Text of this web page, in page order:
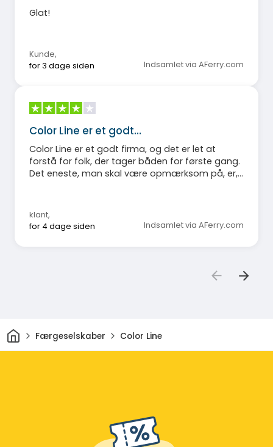
Glat!
Kunde,
for 3 dage siden
Indsamlet via AFerry.com
Color Line er et godt…
Color Line er et godt firma, og det er let at
forstå for folk, der tager båden for første gang.
Det eneste, man skal være opmærksom på, er,
folk i en cirkel omkring selve kødbuffeten.
klant,
for 4 dage siden
Indsamlet via AFerry.com
HjemFærgeselskaber Color Line